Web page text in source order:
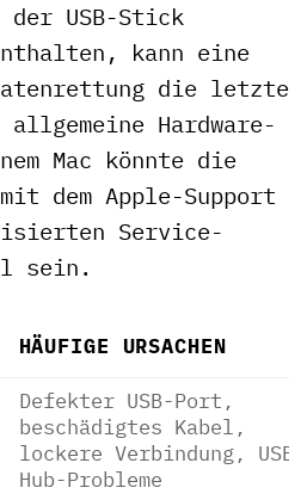
der USB-Stick
kann eine
die letzte
Hardware-
Mac könnte die
dem Apple-Support
Service-
sein.
HÄUFIGE URSACHEN
Defekter USB-Port,
beschädigtes Kabel,
lockere Verbindung, USB-
Hub-Probleme